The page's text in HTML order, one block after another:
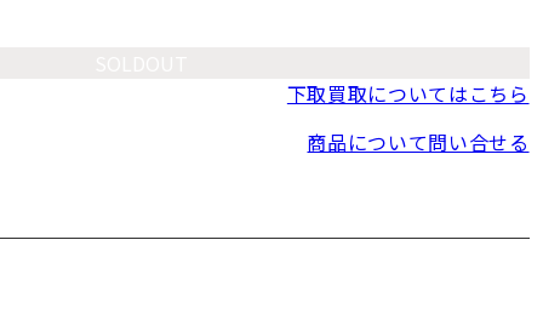
下取買取についてはこちら
商品について問い合せる